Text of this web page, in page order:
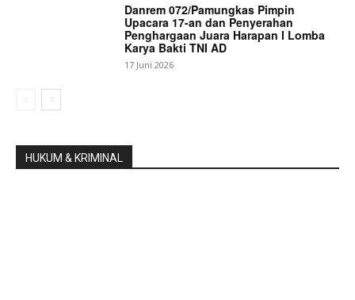
Danrem 072/Pamungkas Pimpin
Upacara 17-an dan Penyerahan
Penghargaan Juara Harapan I Lomba
Karya Bakti TNI AD
17 Juni 2026
HUKUM & KRIMINAL